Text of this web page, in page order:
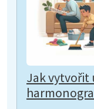
Jak vytvořit